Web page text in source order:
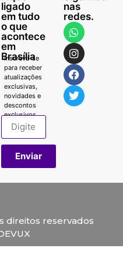
ligado
em tudo
o que
acontece
em
Brasília
Inscreva-se
para receber
atualizações
exclusivas,
novidades e
descontos
exclusivos.
Enviar
nas
redes.
direitos reservados